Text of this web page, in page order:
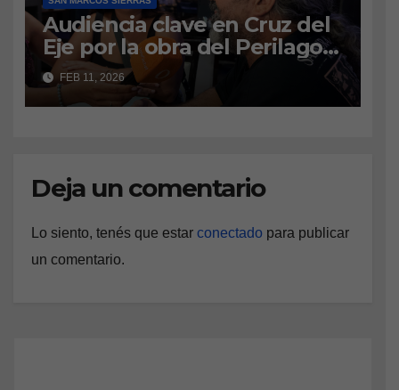
vacaciones, período de
prueba y aportes, entre los
ejes principales.
Audiencia clave en Cruz del
Eje por la obra del Perilago:
vecinos defienden el
amparo ambiental
FEB 11, 2026
Deja un comentario
Lo siento, tenés que estar conectado para publicar
un comentario.